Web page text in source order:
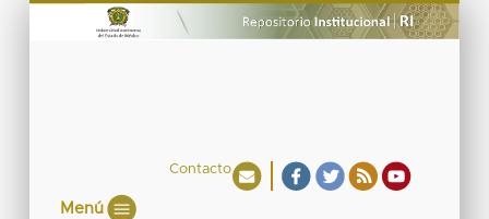
Contacto
Menú